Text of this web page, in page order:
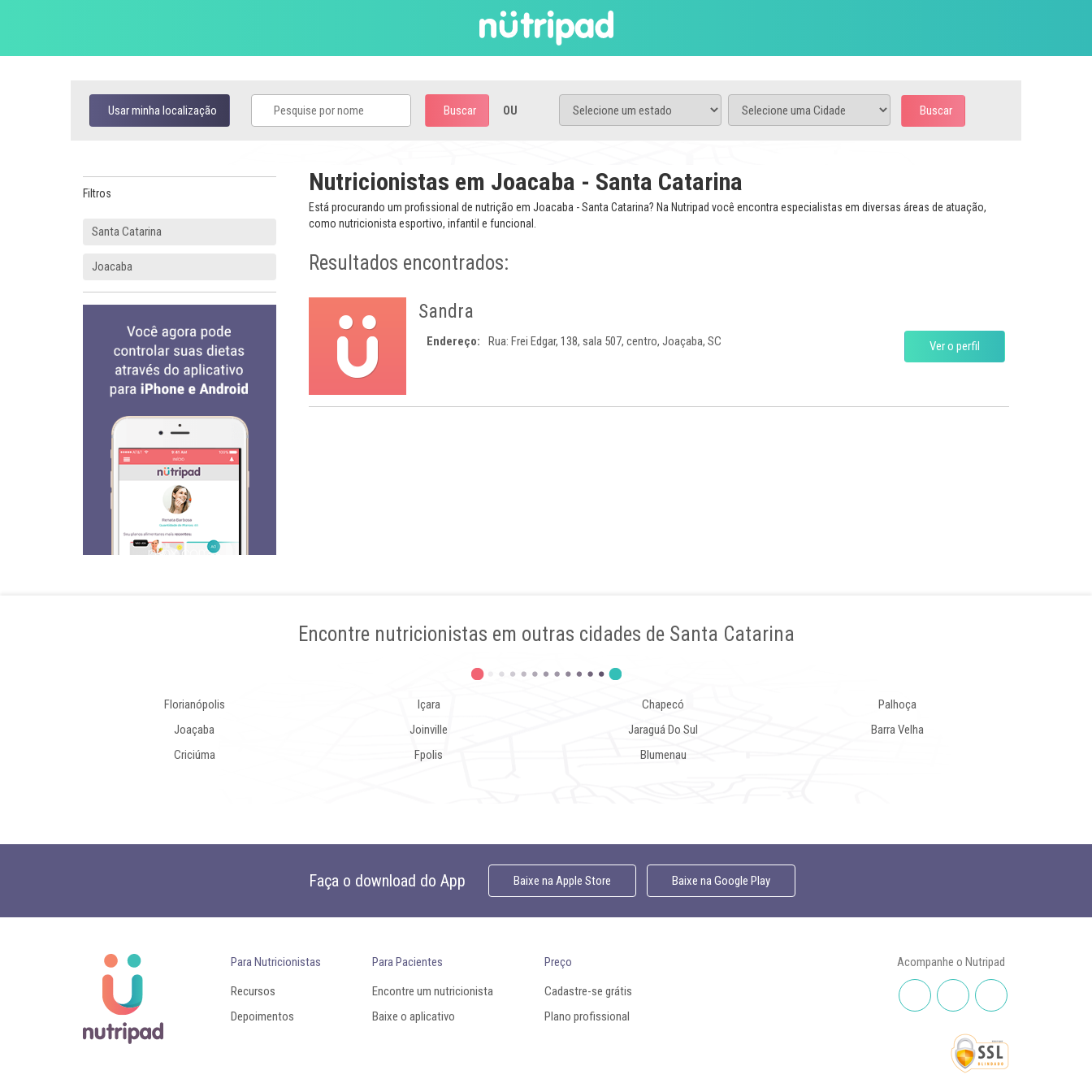
Usar minha localização Buscar OU Buscar
Filtros
Santa Catarina
Joacaba
Nutricionistas em Joacaba - Santa Catarina
Está procurando um profissional de nutrição em Joacaba - Santa Catarina? Na Nutripad você encontra especialistas em diversas áreas de atuação,
como nutricionista esportivo, infantil e funcional.
Resultados encontrados:
Sandra
Endereço: Rua: Frei Edgar, 138, sala 507, centro, Joaçaba, SC Ver o perfil
Encontre nutricionistas em outras cidades de Santa Catarina
Florianópolis
Joaçaba
Criciúma
Içara
Joinville
Fpolis
Chapecó
Jaraguá Do Sul
Blumenau
Palhoça
Barra Velha
Faça o download do App Baixe naApple Store Baixe naGoogle Play
Para Nutricionistas
Recursos
Depoimentos
Para Pacientes
Encontre um nutricionista
Baixe o aplicativo
Preço
Cadastre-se grátis
Plano profissional
Acompanhe o Nutripad